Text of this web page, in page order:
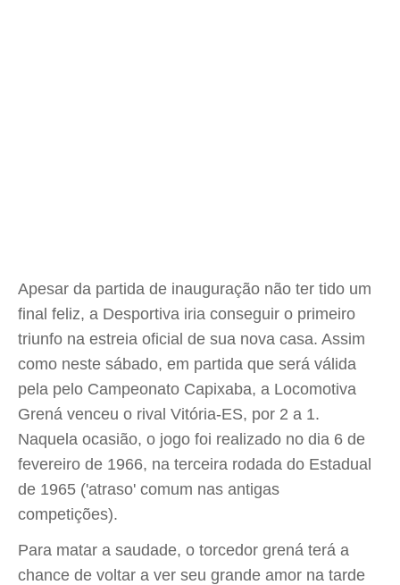
Apesar da partida de inauguração não ter tido um
final feliz, a Desportiva iria conseguir o primeiro
triunfo na estreia oficial de sua nova casa. Assim
como neste sábado, em partida que será válida
pela pelo Campeonato Capixaba, a Locomotiva
Grená venceu o rival Vitória-ES, por 2 a 1.
Naquela ocasião, o jogo foi realizado no dia 6 de
fevereiro de 1966, na terceira rodada do Estadual
de 1965 ('atraso' comum nas antigas
competições).
Para matar a saudade, o torcedor grená terá a
chance de voltar a ver seu grande amor na tarde